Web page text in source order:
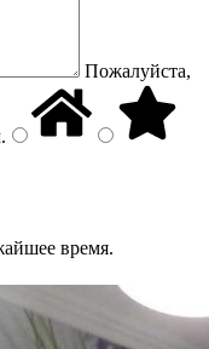
Пожалуйста,
.
время.